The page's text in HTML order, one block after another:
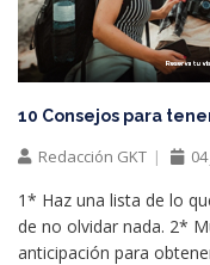
10 Consejos para
Redacción GKT 04
1* Haz una lista de lo
de no olvidar nada. 2*
anticipación para